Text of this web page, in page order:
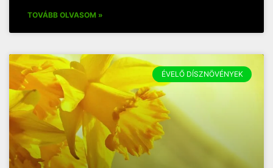
TOVÁBB OLVASOM »
ÉVELŐ DÍSZNÖVÉNYEK